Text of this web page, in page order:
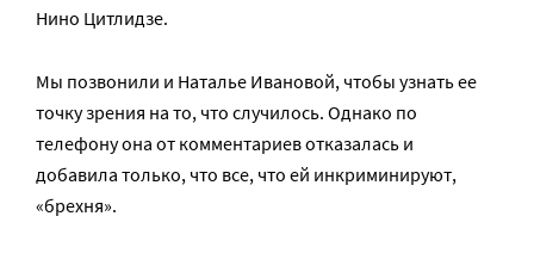
Нино Цитлидзе.
Мы позвонили и Наталье Ивановой, чтобы узнать ее
точку зрения на то, что случилось. Однако по
телефону она от комментариев отказалась и
добавила только, что все, что ей инкриминируют,
«брехня».